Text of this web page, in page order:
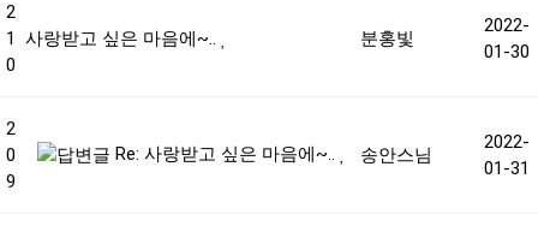
2
1
0
사랑받고 싶은 마음에~.. 분홍빛
2022-
01-30
2
0
9
Re: 사랑받고 싶은 마음에~.. 송안스님
2022-
01-31